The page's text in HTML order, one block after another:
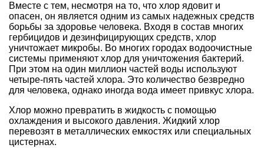
Вместе с тем, несмотря на то, что хлор ядовит и
опасен, он является одним из самых надежных средств
борьбы за здоровье человека. Входя в состав многих
гербицидов и дезинфицирующих средств, хлор
уничтожает микробы. Во многих городах водоочистные
системы применяют хлор для уничтожения бактерий.
При этом на один миллион частей воды используют
четыре-пять частей хлора. Это количество безвредно
для человека, однако иногда вода имеет привкус хлора.
Хлор можно превратить в жидкость с помощью
охлаждения и высокого давления. Жидкий хлор
перевозят в металлических емкостях или специальных
цистернах.